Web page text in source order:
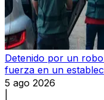
Detenido por un
fuerza en un
5 ago 2026